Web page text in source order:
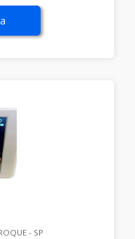
- SP